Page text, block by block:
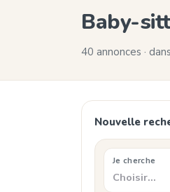
Baby-
40 annonces ·
Nouvelle
Je cherche
Choisir…